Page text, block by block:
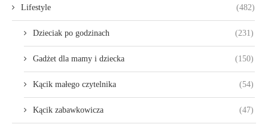
Lifestyle (482)
Dzieciak po godzinach (231)
Gadżet dla mamy i dziecka (150)
Kącik małego czytelnika (54)
Kącik zabawkowicza (47)